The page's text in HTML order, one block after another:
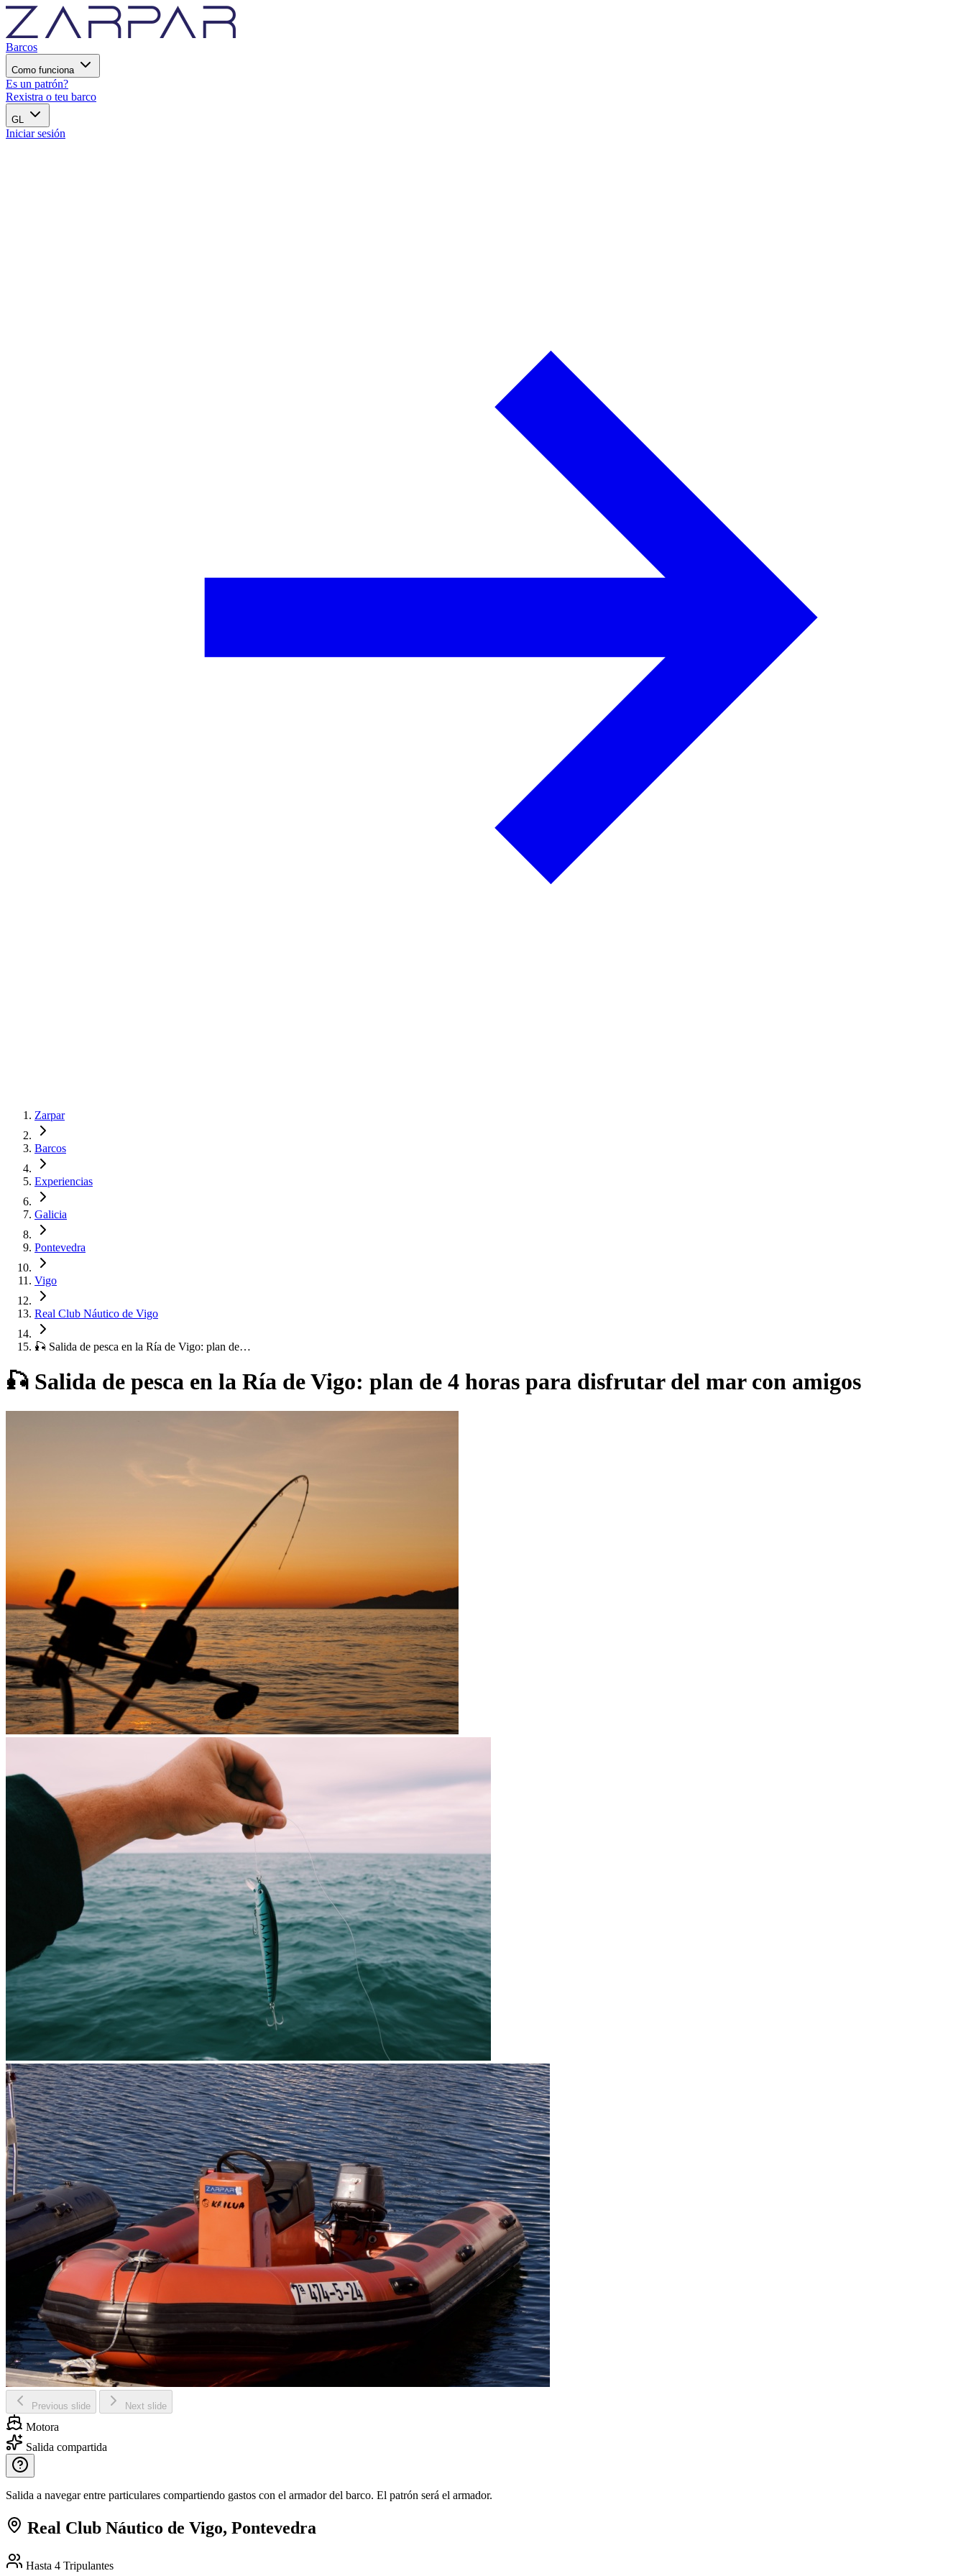
Barcos
Como funciona
Es un patrón?
Rexistra o teu barco
GL
Iniciar sesión
Zarpar
Barcos
Experiencias
Galicia
Pontevedra
Vigo
Real Club Náutico de Vigo
🎣 Salida de pesca en la Ría de Vigo: plan de…
🎣 Salida de pesca en la Ría de Vigo: plan de 4 horas para disfrutar del mar con amigos
Previous slide Next slide
Motora
Salida compartida
Salida a navegar entre particulares compartiendo gastos con el armador del barco. El patrón será el armador.
Real Club Náutico de Vigo, Pontevedra
Hasta 4 Tripulantes